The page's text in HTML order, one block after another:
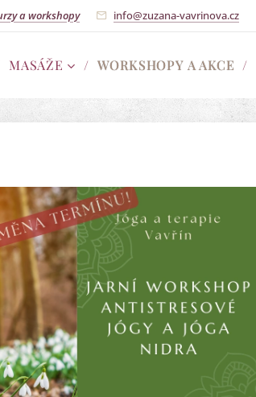
a workshopy info@zuzana-vavrinova.cz
MASÁŽE WORKSHOPY A AKCE